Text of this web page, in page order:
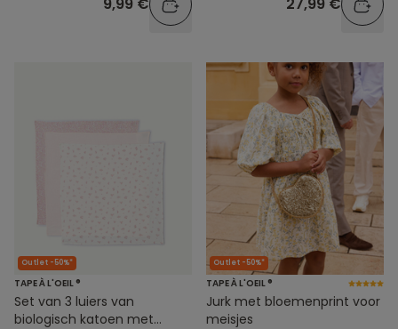
Outlet -50%*
TAPE À L'OEIL ®
Set van 3 luiers van
biologisch katoen met
Outlet -50%*
TAPE À L'OEIL ®
Jurk met bloemenprint voor
meisjes